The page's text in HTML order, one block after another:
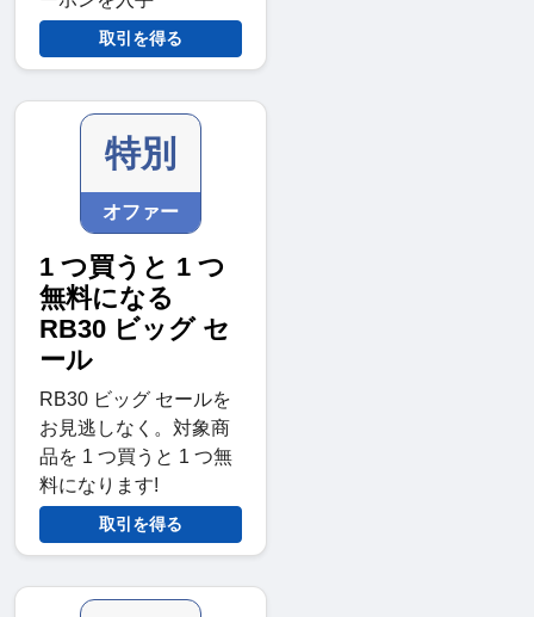
取引を得る
特別
オファー
1 つ買うと 1 つ
無料になる
RB30 ビッグ セ
ール
RB30 ビッグ セールを
お見逃しなく。対象商
品を 1 つ買うと 1 つ無
料になります!
取引を得る